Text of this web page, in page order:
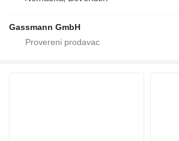
Gassmann GmbH